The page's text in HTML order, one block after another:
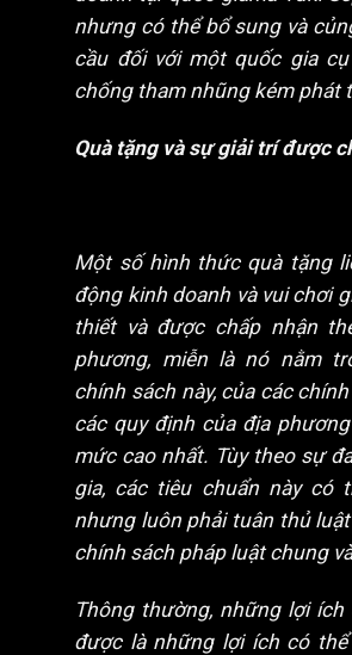
nhưng có thể bổ sung và
cầu đối với một quốc gia
chống tham nhũng kém phát
Quà tặng và sự giải trí được
Một số hình thức quà tặng
động kinh doanh và vui chơi
thiết và được chấp nhận
phương, miễn là nó nằm
chính sách này, của các
các quy định của địa
mức cao nhất. Tùy theo sự
gia, các tiêu chuẩn này có
nhưng luôn phải tuân thủ
chính sách pháp luật chung
Thông thường, những lợi
được là những lợi ích có